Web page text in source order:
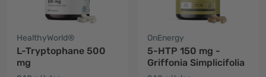
HealthyWorld®
L-Tryptophane 500
mg
OnEnergy
5-HTP 150 mg -
Griffonia Simplicifolia